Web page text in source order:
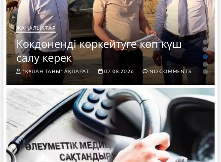
ЖАҢАЛЫҚТАР
Көкдөненді көркейтуге көп күш
салу керек
"ҚҰЛАН ТАҢЫ" АҚПАРАТ. 07.08.2026 NO COMMENTS